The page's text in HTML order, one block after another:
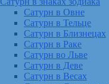
Сатурн в Овне
Сатурн в Тельце
Сатурн в Близнецах
Сатурн в Раке
Сатурн во Льве
Сатурн в Деве
Сатурн в Весах